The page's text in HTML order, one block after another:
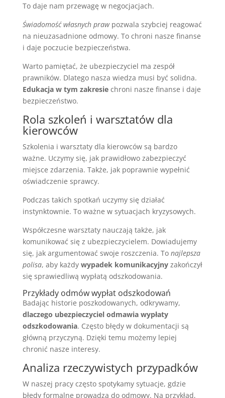
To daje nam przewagę w negocjacjach.
Świadomość własnych prawpozwala szybciej reagować
na nieuzasadnione odmowy. To chroni nasze finanse
i daje poczucie bezpieczeństwa.
Warto pamiętać, że ubezpieczyciel ma zespół
prawników. Dlatego nasza wiedza musi być solidna.
Edukacja w tym zakresiechroni nasze finanse i daje
bezpieczeństwo.
Rola szkoleń i warsztatów dla
kierowców
Szkolenia i warsztaty dla kierowców są bardzo
ważne. Uczymy się, jak prawidłowo zabezpieczyć
miejsce zdarzenia. Także, jak poprawnie wypełnić
oświadczenie sprawcy.
Podczas takich spotkań uczymy się działać
instynktownie. To ważne w sytuacjach kryzysowych.
Współczesne warsztaty nauczają także, jak
komunikować się z ubezpieczycielem. Dowiadujemy
się, jak argumentować swoje roszczenia. To najlepsza
polisa, aby każdy wypadek komunikacyjnyzakończył
się sprawiedliwą wypłatą odszkodowania.
Przykłady odmów wypłat odszkodowań
Badając historie poszkodowanych, odkrywamy,
dlaczego ubezpieczyciel odmawia wypłaty
odszkodowania. Często błędy w dokumentacji są
główną przyczyną. Dzięki temu możemy lepiej
chronić nasze interesy.
Analiza rzeczywistych przypadków
W naszej pracy często spotykamy sytuacje, gdzie
błędy formalne prowadzą do odmowy. Na przykład,